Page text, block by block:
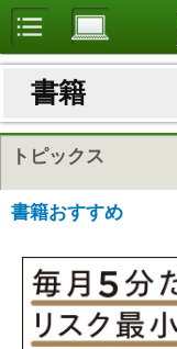
書籍
トピックス
書籍おすすめ